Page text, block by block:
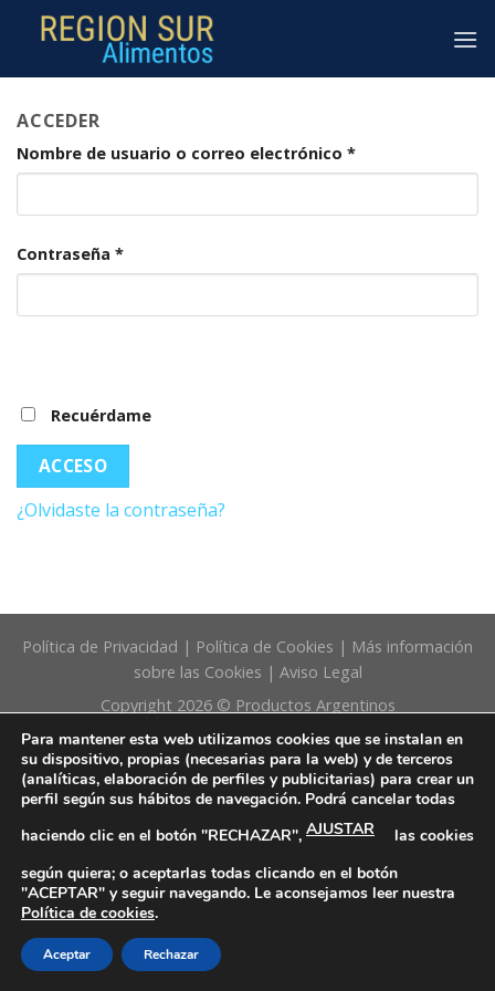
ACCEDER
Nombre de usuario o correo electrónico *
Contraseña *
Recuérdame
ACCESO
¿Olvidaste la contraseña?
Política de Privacidad | Política de Cookies | Más información
sobre las Cookies | Aviso Legal
Copyright 2026 © Productos Argentinos
Para mantener esta web utilizamos cookies que se instalan en
su dispositivo, propias (necesarias para la web) y de terceros
(analíticas, elaboración de perfiles y publicitarias) para crear un
perfil según sus hábitos de navegación. Podrá cancelar todas
haciendo clic en el botón "RECHAZAR", AJUSTAR
las cookies
según quiera; o aceptarlas todas clicando en el botón
"ACEPTAR" y seguir navegando. Le aconsejamos leer nuestra
Política de cookies.
Aceptar Rechazar
1